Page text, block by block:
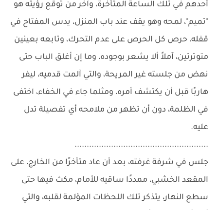
أحدهم في تلك الساعة المتأخرة، وآخر من توقع رؤيته هو
"تميم"، لمحه وهو يقف عند باب المنزل، يدس المفتاح في
قفله، حرص كل الحرص على عدم التحرك، وتابعه بعينين
متوترتين، آملاً ألا يشعر بوجوده، وما إن أغلق الباب حتى
نهض من جلسته غير المريحة، والتي آلمت قدميه، ليفر
هاربًا قبل أن يكتشف أمره، ومثلما جاء في الخفاء، اختفى
في الظلمة، دون أن تظهر من ملامحه أي تفصيلة تدل
عليه.
.......................................................
جلس في شرفة غرفته، بعد أن عاد متأخرًا من الخارج، على
المقعد الخشبي، ممددًا ساقيه للأمام، مكث فيها حتى
سطع النهار، يتذكر تلك اللحظات المؤلمة لقلبه، والتي